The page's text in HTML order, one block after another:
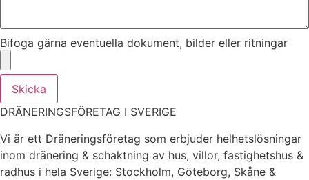
Bifoga gärna eventuella dokument, bilder eller ritningar
Skicka
DRÄNERINGSFÖRETAG I SVERIGE
Vi är ett Dräneringsföretag som erbjuder helhetslösningar
inom dränering & schaktning av hus, villor, fastighetshus &
radhus i hela Sverige: Stockholm, Göteborg, Skåne &